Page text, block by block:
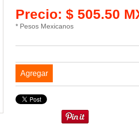
Precio: $ 505.50
* Pesos Mexicanos
Agregar